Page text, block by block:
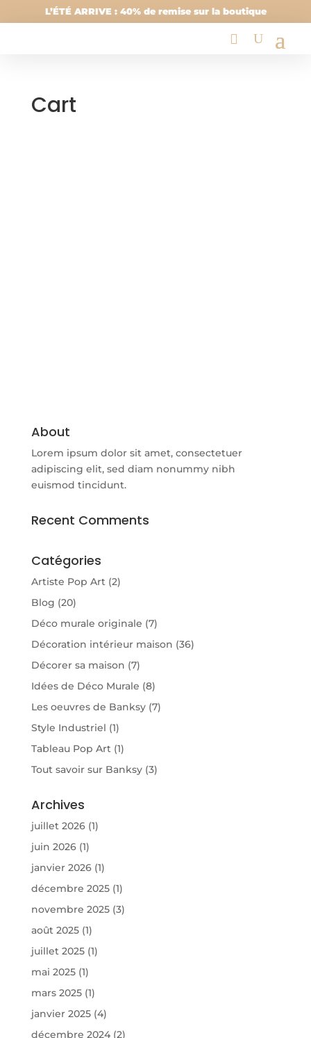
L’ÉTÉ ARRIVE : 40% de remise sur la boutique
Cart
About
Lorem ipsum dolor sit amet, consectetuer
adipiscing elit, sed diam nonummy nibh
euismod tincidunt.
Recent Comments
Catégories
Artiste Pop Art(2)
Blog (20)
Déco murale originale (7)
Décoration intérieur maison (36)
Décorer sa maison (7)
Idées de Déco Murale (8)
Les oeuvres de Banksy(7)
Style Industriel (1)
Tableau Pop Art(1)
Tout savoir sur Banksy(3)
Archives
juillet 2026(1)
juin 2026(1)
janvier 2026(1)
décembre 2025(1)
novembre 2025(3)
août 2025(1)
juillet 2025(1)
mai 2025(1)
mars 2025(1)
janvier 2025(4)
décembre 2024(2)